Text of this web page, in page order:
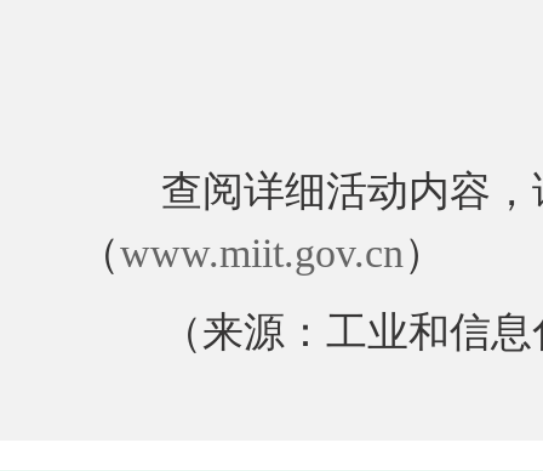
查阅详细活动内容，
（www.miit.gov.cn）
（来源：工业和信息